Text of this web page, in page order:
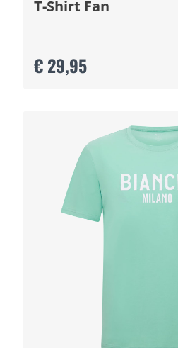
T-Shirt Fan
€ 29,95